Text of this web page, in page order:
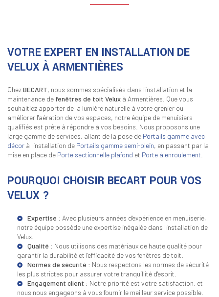
VOTRE EXPERT EN INSTALLATION DE
VELUX À ARMENTIÈRES
ChezBECART, nous sommes spécialisés dans l'installation et la
maintenance de fenêtres de toit Velux à Armentières. Que vous
souhaitiez apporter de la lumière naturelle à votre grenier ou
améliorer l'aération de vos espaces, notre équipe de menuisiers
qualifiés est prête à répondre à vos besoins. Nous proposons une
large gamme de services, allant de la pose de Portails gamme avec
décor à l'installation de Portails gamme semi-plein, en passant par la
mise en place de Porte sectionnelle plafond et Porte à enroulement
POURQUOI CHOISIR BECART POUR VOS
VELUX ?
Expertise : Avec plusieurs années d'expérience en menuiserie,
notre équipe possède une expertise inégalée dans l'installation de
Velux.
Qualité : Nous utilisons des matériaux de haute qualité pour
garantir la durabilité et l'efficacité de vos fenêtres de toit.
Normes de sécurité : Nous respectons les normes de sécurité
les plus strictes pour assurer votre tranquillité d'esprit.
Engagement client : Notre priorité est votre satisfaction, et
nous nous engageons à vous fournir le meilleur service possible.